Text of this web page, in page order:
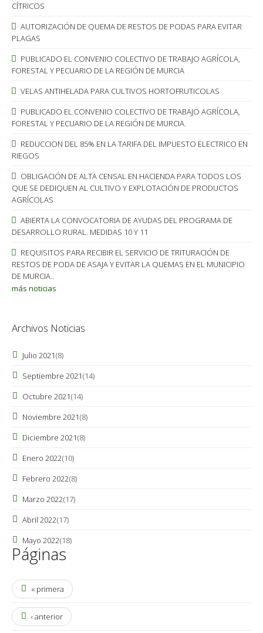
CÍTRICOS
AUTORIZACIÓN DE QUEMA DE RESTOS DE PODAS PARA EVITAR
PLAGAS
PUBLICADO EL CONVENIO COLECTIVO DE TRABAJO AGRÍCOLA,
FORESTAL Y PECUARIO DE LA REGIÓN DE MURCIA
VELAS ANTIHELADA PARA CULTIVOS HORTOFRUTICOLAS
PUBLICADO EL CONVENIO COLECTIVO DE TRABAJO AGRÍCOLA,
FORESTAL Y PECUARIO DE LA REGIÓN DE MURCIA.
REDUCCION DEL 85% EN LA TARIFA DEL IMPUESTO ELECTRICO EN
RIEGOS
OBLIGACIÓN DE ALTA CENSAL EN HACIENDA PARA TODOS LOS
QUE SE DEDIQUEN AL CULTIVO Y EXPLOTACIÓN DE PRODUCTOS
AGRÍCOLAS
ABIERTA LA CONVOCATORIA DE AYUDAS DEL PROGRAMA DE
DESARROLLO RURAL. MEDIDAS 10 Y 11
REQUISITOS PARA RECIBIR EL SERVICIO DE TRITURACIÓN DE
RESTOS DE PODA DE ASAJA Y EVITAR LA QUEMAS EN EL MUNICIPIO
DE MURCIA..
más noticias
Archivos Noticias
Julio 2021(8)
Septiembre 2021(14)
Octubre 2021(14)
Noviembre 2021(8)
Diciembre 2021(8)
Enero 2022(10)
Febrero 2022(8)
Marzo 2022(17)
Abril 2022(17)
Mayo 2022(18)
Páginas
« primera
‹ anterior